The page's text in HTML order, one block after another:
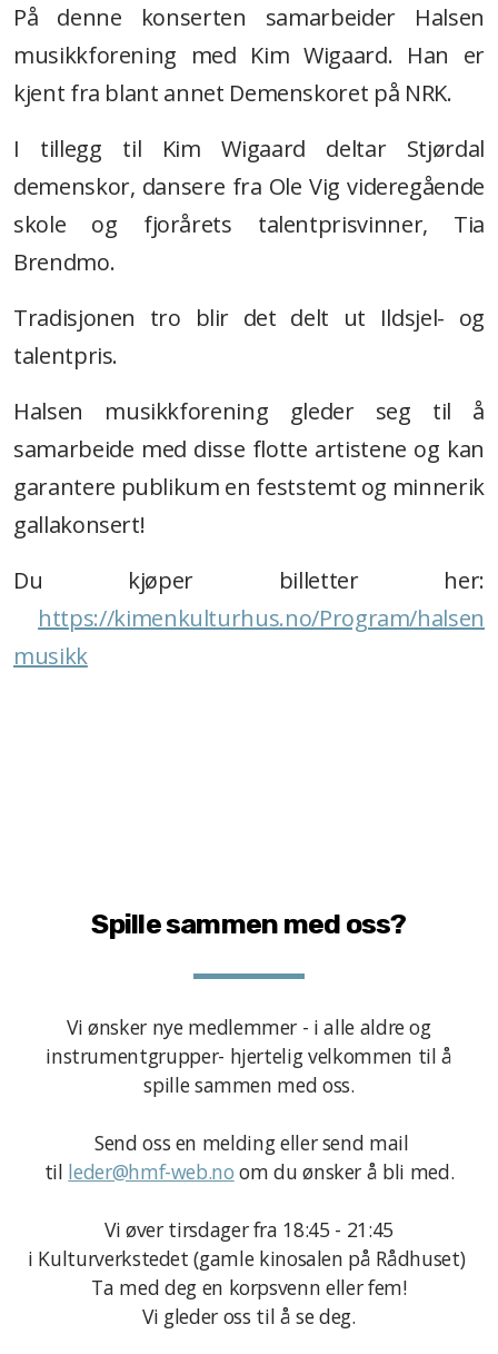
På denne konserten samarbeider Halsen
musikkforening med Kim Wigaard. Han er
kjent fra blant annet Demenskoret på NRK.
I tillegg til Kim Wigaard deltar Stjørdal
demenskor, dansere fra Ole Vig videregående
skole og fjorårets talentprisvinner, Tia
Brendmo.
Tradisjonen tro blir det delt ut Ildsjel- og
talentpris.
Halsen musikkforening gleder seg til å
samarbeide med disse flotte artistene og kan
garantere publikum en feststemt og minnerik
gallakonsert!
Du kjøper billetter her:
https://kimenkulturhus.no/Program/halsen
musikk
Spille sammen med oss?
Vi ønsker nye medlemmer - i alle aldre og
instrumentgrupper- hjertelig velkommen til å
spille sammen med oss.
Send oss en melding eller send mail
til leder@hmf-web.no om du ønsker å bli med.
Vi øver tirsdager fra 18:45 - 21:45
i Kulturverkstedet (gamle kinosalen på Rådhuset)
Ta med deg en korpsvenn eller fem!
Vi gleder oss til å se deg.